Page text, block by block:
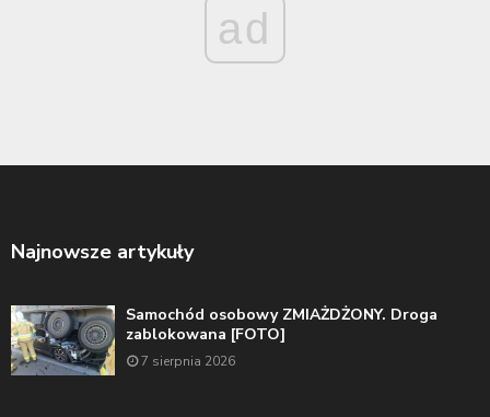
ad
Najnowsze artykuły
Samochód osobowy ZMIAŻDŻONY. Droga
zablokowana [FOTO]
7 sierpnia 2026